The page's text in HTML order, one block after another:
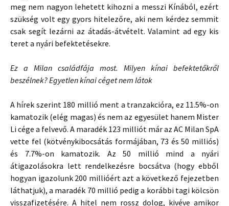
meg nem nagyon lehetett kihozni a messzi Kínából, ezért
szükség volt egy gyors hitelezőre, aki nem kérdez semmit
csak segít lezárni az átadás-átvételt. Valamint ad egy kis
teret a nyári befektetésekre.
Ez a Milan családfája most. Milyen kínai befektetőkről
beszélnek? Egyetlen kínai céget nem látok
A hírek szerint 180 millió ment a tranzakcióra, ez 11.5%-on
kamatozik (elég magas) és nem az egyesület hanem Mister
Li cége a felvevő. A maradék 123 milliót már az AC Milan SpA
vette fel (kötvénykibocsátás formájában, 73 és 50 milliós)
és 7.7%-on kamatozik. Az 50 millió mind a nyári
átigazolásokra lett rendelkezésre bocsátva (hogy ebből
hogyan igazolunk 200 millióért azt a következő fejezetben
láthatjuk), a maradék 70 millió pedig a korábbi tagi kölcsön
visszafizetésére. A hitel nem rossz dolog, kivéve amikor